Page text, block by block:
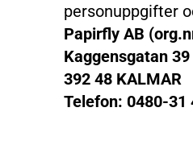
personuppgifter
Papirfly AB
Kaggensgatan 39
392 48 KALMAR
Telefon: 0480-31